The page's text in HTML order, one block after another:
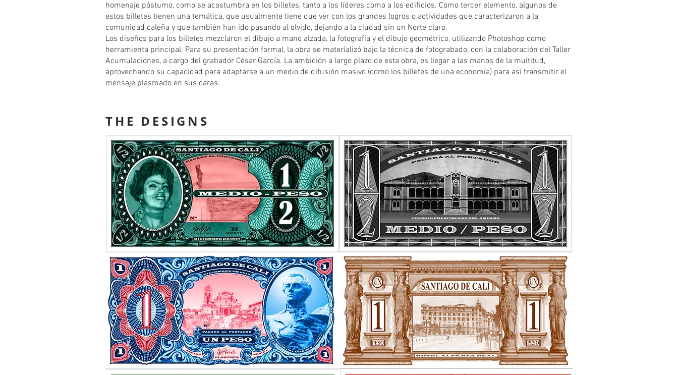
homenaje póstumo, como se acostumbra en los billetes, tanto a los líderes como a los edificios. Como tercer elemento, algunos de
estos billetes tienen una temática, que usualmente tiene que ver con los grandes logros o actividades que caracterizaron a la
comunidad caleña y que también han ido pasando al olvido, dejando a la ciudad sin un Norte claro.
Los diseños para los billetes mezclaron el dibujo a mano alzada, la fotografía y el dibujo geométrico, utilizando Photoshop como
herramienta principal. Para su presentación formal, la obra se materializó bajo la técnica de fotograbado, con la colaboración del Taller
Acumulaciones, a cargo del grabador César García. La ambición a largo plazo de esta obra, es llegar a las manos de la multitud,
aprovechando su capacidad para adaptarse a un medio de difusión masivo (como los billetes de una economía) para así transmitir el
mensaje plasmado en sus caras.
THE DESIGNS